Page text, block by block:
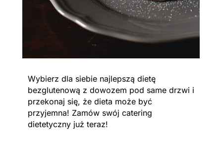
Wybierz dla siebie najlepszą dietę
bezglutenową z dowozem pod same drzwi i
przekonaj się, że dieta może być
przyjemna! Zamów swój catering
dietetyczny już teraz!